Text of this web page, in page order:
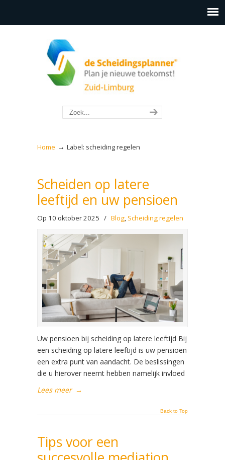
Home → Label: scheiding regelen
Scheiden op latere
leeftijd en uw pensioen
Op 10 oktober 2025 / Blog, Scheiding regelen
Uw pensioen bij scheiding op latere leeftijd Bij
een scheiding op latere leeftijd is uw pensioen
een extra punt van aandacht. De beslissingen
die u hierover neemt hebben namelijk invloed
Lees meer →
Back to Top
Tips voor een